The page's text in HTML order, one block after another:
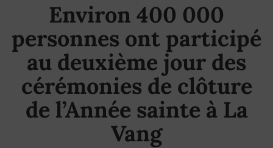
Environ 400 000
personnes ont participé
au deuxième jour des
cérémonies de clôture
de l’Année sainte à La
Vang